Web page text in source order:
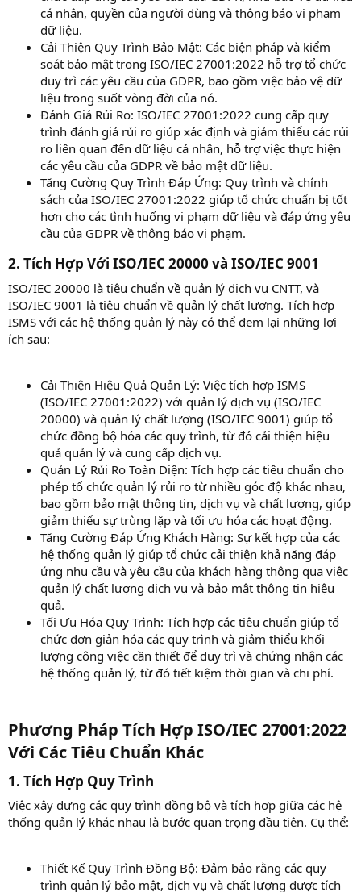
cá nhân, quyền của người dùng và thông báo vi phạm
dữ liệu.
Cải Thiện Quy Trình Bảo Mật: Các biện pháp và kiểm
soát bảo mật trong ISO/IEC 27001:2022 hỗ trợ tổ chức
duy trì các yêu cầu của GDPR, bao gồm việc bảo vệ dữ
liệu trong suốt vòng đời của nó.
Đánh Giá Rủi Ro: ISO/IEC 27001:2022 cung cấp quy
trình đánh giá rủi ro giúp xác định và giảm thiểu các rủi
ro liên quan đến dữ liệu cá nhân, hỗ trợ việc thực hiện
các yêu cầu của GDPR về bảo mật dữ liệu.
Tăng Cường Quy Trình Đáp Ứng: Quy trình và chính
sách của ISO/IEC 27001:2022 giúp tổ chức chuẩn bị tốt
hơn cho các tình huống vi phạm dữ liệu và đáp ứng yêu
cầu của GDPR về thông báo vi phạm.
2. Tích Hợp Với ISO/IEC 20000 và ISO/IEC 9001​
ISO/IEC 20000 là tiêu chuẩn về quản lý dịch vụ CNTT, và
ISO/IEC 9001 là tiêu chuẩn về quản lý chất lượng. Tích hợp
ISMS với các hệ thống quản lý này có thể đem lại những lợi
ích sau:
Cải Thiện Hiệu Quả Quản Lý: Việc tích hợp ISMS
(ISO/IEC 27001:2022) với quản lý dịch vụ (ISO/IEC
20000) và quản lý chất lượng (ISO/IEC 9001) giúp tổ
chức đồng bộ hóa các quy trình, từ đó cải thiện hiệu
quả quản lý và cung cấp dịch vụ.
Quản Lý Rủi Ro Toàn Diện: Tích hợp các tiêu chuẩn cho
phép tổ chức quản lý rủi ro từ nhiều góc độ khác nhau,
bao gồm bảo mật thông tin, dịch vụ và chất lượng, giúp
giảm thiểu sự trùng lặp và tối ưu hóa các hoạt động.
Tăng Cường Đáp Ứng Khách Hàng: Sự kết hợp của các
hệ thống quản lý giúp tổ chức cải thiện khả năng đáp
ứng nhu cầu và yêu cầu của khách hàng thông qua việc
quản lý chất lượng dịch vụ và bảo mật thông tin hiệu
quả.
Tối Ưu Hóa Quy Trình: Tích hợp các tiêu chuẩn giúp tổ
chức đơn giản hóa các quy trình và giảm thiểu khối
lượng công việc cần thiết để duy trì và chứng nhận các
hệ thống quản lý, từ đó tiết kiệm thời gian và chi phí.
Phương Pháp Tích Hợp ISO/IEC 27001:2022
Với Các Tiêu Chuẩn Khác​
1. Tích Hợp Quy Trình​
Việc xây dựng các quy trình đồng bộ và tích hợp giữa các hệ
thống quản lý khác nhau là bước quan trọng đầu tiên. Cụ thể:
Thiết Kế Quy Trình Đồng Bộ: Đảm bảo rằng các quy
trình quản lý bảo mật, dịch vụ và chất lượng được tích